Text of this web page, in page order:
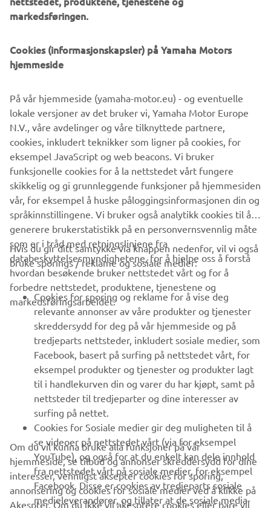
nyhetsbrev, spesielle kampanjer, invitasjoner til
Hvis du tidligere har samtykket til å motta markedsføring
MyYamaha-profil.
Ved å fortsette bekrefter du at du har lest
personvernpolicyen.
BESTILL EN PRØVETUR
VIRKSOMHET
B2B
UTFORSK YAMAHA
FAQ & SUPPORT
NYHETSBREV
Vær den første til å lære om de siste tilbudene, spesielle
arrangementer, nye utgivelser og mye mer
ABONNER
markedsføringen.
Cookies (informasjonskapsler) på Yamaha Motors
hjemmeside
På vår hjemmeside (yamaha-motor.eu) - og eventuelle
lokale versjoner av det bruker vi, Yamaha Motor Europe
N.V., våre avdelinger og våre tilknyttede partnere,
cookies, inkludert teknikker som ligner på cookies, for
eksempel JavaScript og web beacons. Vi bruker
funksjonelle cookies for å la nettstedet vårt fungere
skikkelig og gi grunnleggende funksjoner på hjemmesiden
vår, for eksempel å huske påloggingsinformasjonen din og
språkinnstillingene. Vi bruker også analytikk cookies til å
generere brukerstatistikk på en personvernsvennlig måte
som er i tråd med retningslinjene fra
databeskyttelsesmyndighetene, for å hjelpe oss å forstå
hvordan besøkende bruker nettstedet vårt og for å
forbedre nettstedet, produktene, tjenestene og
markedsføringsarbeidet.
Hvis du gir ditt samtykke via knappen nedenfor, vil vi også
bruke sporings / reklame og sosiale medier:
Cookies for sporing og reklame for å vise deg
relevante annonser av våre produkter og tjenester
skreddersydd for deg på vår hjemmeside og på
tredjeparts nettsteder, inkludert sosiale medier, som
Facebook, basert på surfing på nettstedet vårt, for
eksempel produkter og tjenester og produkter lagt
til i handlekurven din og varer du har kjøpt, samt på
nettsteder til tredjeparter og dine interesser av
surfing på nettet.
Cookies for Sosiale medier gir deg muligheten til å
se videoer på nettstedet vårt (via for eksempel
YouTube), og også for at du enkelt kan dele innhold
fra nettstedet vårt på sosiale medier, for eksempel
Facebook. Disse er cookies av tredjeparts sosiale
medieleverandører, og tillater at de sosiale media-
Om du vil kunna bruke alla funksjoner på vår
hjemmeside, se tilbud og annonser skreddersydd for dine
interesser, vennligst aksepter cookies for sporing,
annonsering og cookies for sosiale medier ved å klikke på
Akespter. Om du ikke vil akesptere cookies eller bare vil